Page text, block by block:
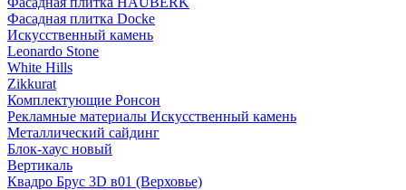
Фасадная плитка Docke
Искусственный камень
Leonardo Stone
White Hills
Zikkurat
Комплектующие Ронсон
Рекламные материалы Искусственный камень
Металлический сайдинг
Блок-хаус новый
Вертикаль
Квадро Брус 3D в01 (Верховье)